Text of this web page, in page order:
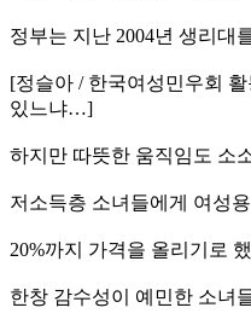
정부는 지난 2004년 생리대
[정슬아 / 한국여성민우회
있느냐…]
하지만 따뜻한 움직임도 소
저소득층 소녀들에게 여성
20%까지 가격을 올리기로
한창 감수성이 예민한 소녀